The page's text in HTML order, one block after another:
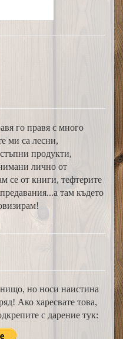
го правя с много
ми са лесни,
продукти,
лично от
се от книги, тефтерите
там където
но носи наистина
Ако харесвате това,
с дарение тук: